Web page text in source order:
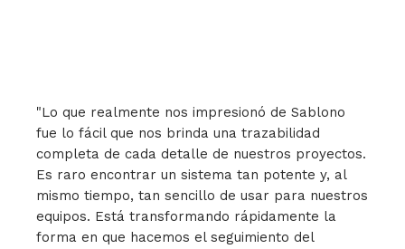
"Lo que realmente nos impresionó de Sablono
fue lo fácil que nos brinda una trazabilidad
completa de cada detalle de nuestros proyectos.
Es raro encontrar un sistema tan potente y, al
mismo tiempo, tan sencillo de usar para nuestros
equipos. Está transformando rápidamente la
forma en que hacemos el seguimiento del